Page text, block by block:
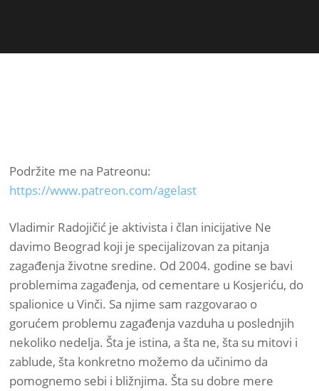
Podržite me na Patreonu:
https://www.patreon.com/agelast
Vladimir Radojičić je aktivista i član inicijative Ne
davimo Beograd koji je specijalizovan za pitanja
zagađenja životne sredine. Od 2004. godine se bavi
problemima zagađenja, od cementare u Kosjeriću, do
spalionice u Vinči. Sa njime sam razgovarao o
gorućem problemu zagađenja vazduha u poslednjih
nekoliko nedelja. Šta je istina, a šta ne, šta su mitovi i
zablude, šta konkretno možemo da učinimo da
pomognemo sebi i bližnjima. Šta su dobre mere